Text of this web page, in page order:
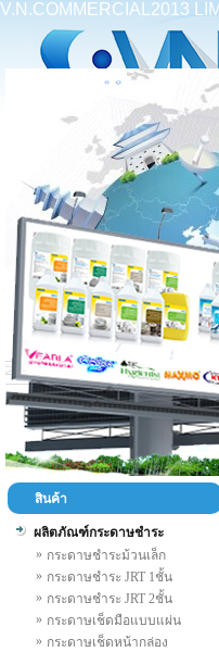
V.N.COMMERCIAL2013
สินค้า
ผลิตภัณฑ์กระดาษชำระ
» กระดาษชำระม้วนเล็ก
» กระดาษชำระ JRT 1ชั้น
» กระดาษชำระ JRT 2ชั้น
» กระดาษเช็ดมือแบบแผ่น
» กระดาษเช็ดหน้ากล่อง